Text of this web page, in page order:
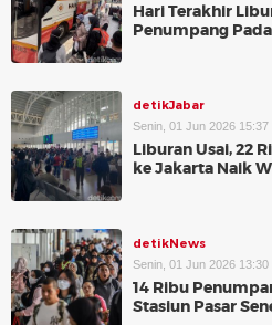
Hari Terakhir
Penumpang
detikJabar
Senin, 01 Jun 2026 15:37
Liburan Usai, 22
ke Jakarta Naik
detikNews
Senin, 01 Jun 2026 13:30
14 Ribu
Stasiun Pasar